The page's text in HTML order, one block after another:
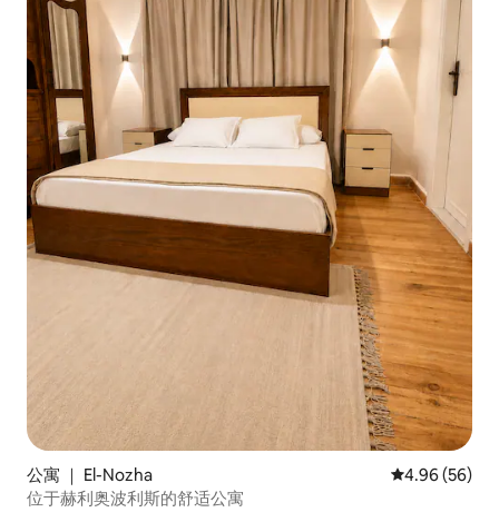
公寓 ｜ El-Nozha 平均评分 4.96
4.96 (56)
位于赫利奥波利斯的舒适公寓